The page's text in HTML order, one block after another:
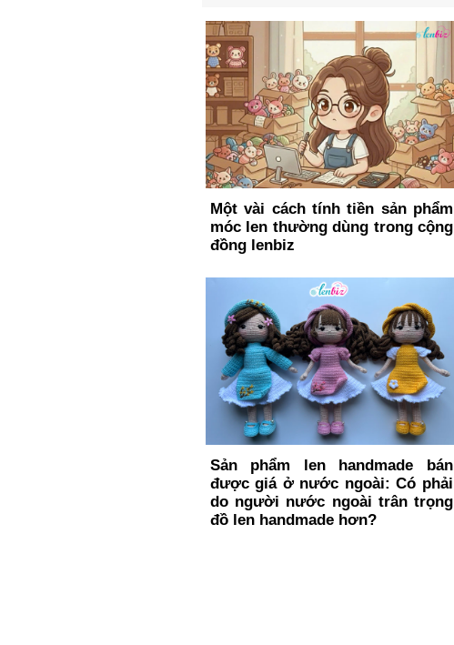
Một vài cách tính tiền sản phẩm
móc len thường dùng trong cộng
đồng lenbiz
Sản phẩm len handmade bán
được giá ở nước ngoài: Có phải
do người nước ngoài trân trọng
đồ len handmade hơn?